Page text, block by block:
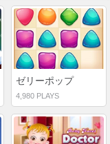
ゼリーポップ
4,980 PLAYS